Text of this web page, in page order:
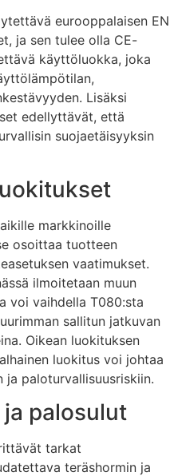
eurooppalaisen EN
ja sen tulee olla CE-
käyttöluokka, joka
Lisäksi
edellyttävät, että
suojaetäisyyksin
markkinoille
osoittaa tuotteen
vaatimukset.
ilmoitetaan muun
voi vaihdella T080:sta
sallitun jatkuvan
Oikean luokituksen
luokitus voi johtaa
ja paloturvallisuusriskiin.
palosulut
tarkat
teräshormin ja